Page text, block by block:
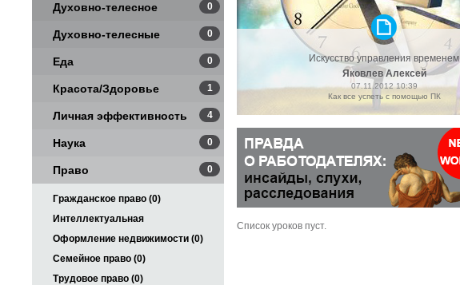
Искусство управления временем
Яковлев Алексей
07.11.2012 10:39
Как все успеть с помощью ПК
Список уроков пуст.
Духовно-телесное 0
Духовно-телесные
практики
0
Еда 0
Красота/Здоровье 1
Личная эффективность 4
Наука 0
Право 0
Гражданское право (0)
Интеллектуальная
собственность (0)
Оформление недвижимости (0)
Семейное право (0)
Трудовое право (0)